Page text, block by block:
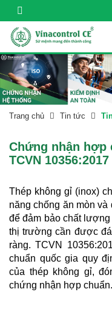
Trang chủ Tin tức
Chứng nhận hợp
TCVN 10356:2017
Thép không gỉ (inox)
năng chống ăn mòn
để đảm bảo chất
thị trường cần được
ràng. TCVN
chuẩn quốc gia quy
của thép không gỉ,
chứng nhận hợp chuẩn.